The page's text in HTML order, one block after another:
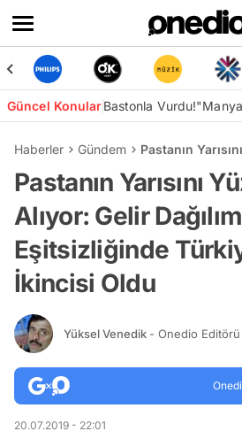
Güncel KonularBastonla Vurdu!
Haberler Gündem Pastanın
Pastanın Yarısını
Alıyor: Gelir
Eşitsizliğinde
İkincisi Oldu
Yüksel Venedik - Onedio Editörü
20.07.2019 - 22:01